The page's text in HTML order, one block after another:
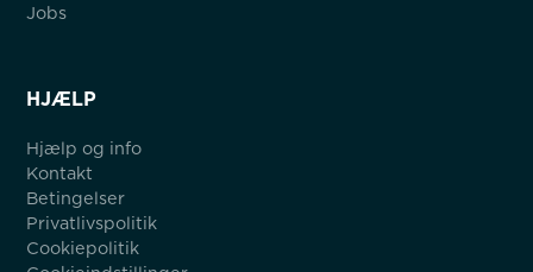
Jobs
HJÆLP
Hjælp og info
Kontakt
Betingelser
Privatlivspolitik
Cookiepolitik